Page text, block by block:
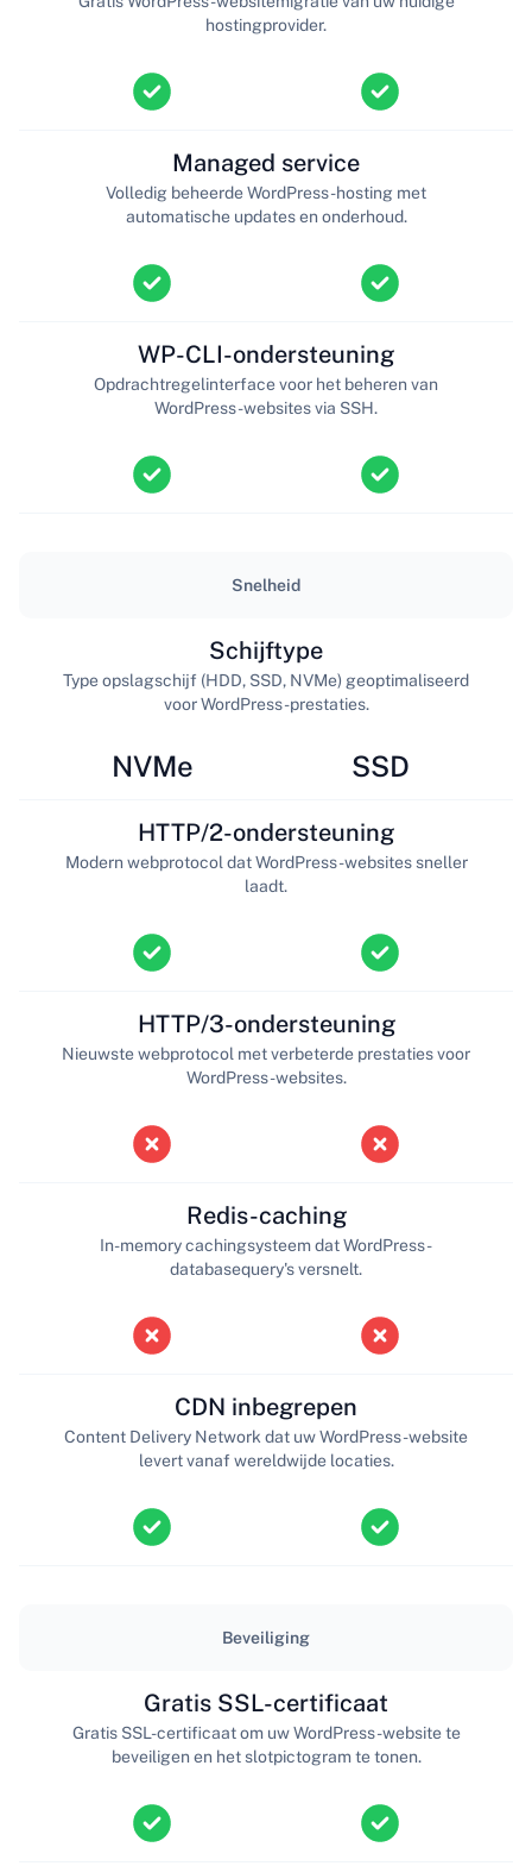
hostingprovider.
Managed service
Volledig beheerde WordPress-hosting met
automatische updates en onderhoud.
WP-CLI-ondersteuning
Opdrachtregelinterface voor het beheren van
WordPress-websites via SSH.
Snelheid
NVMe
Schijftype
Type opslagschijf (HDD, SSD, NVMe) geoptimaliseerd
voor WordPress-prestaties.
SSD
HTTP/2-ondersteuning
Modern webprotocol dat WordPress-websites sneller
laadt.
HTTP/3-ondersteuning
Nieuwste webprotocol met verbeterde prestaties voor
WordPress-websites.
Redis-caching
In-memory cachingsysteem dat WordPress-
databasequery's versnelt.
CDN inbegrepen
Content Delivery Network dat uw WordPress-website
levert vanaf wereldwijde locaties.
Beveiliging
Gratis SSL-certificaat
Gratis SSL-certificaat om uw WordPress-website te
beveiligen en het slotpictogram te tonen.